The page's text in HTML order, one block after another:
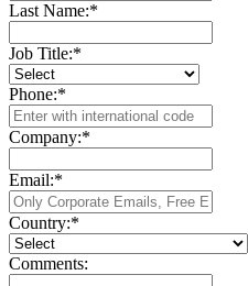
Last Name:*
Job Title:*
Phone:*
Company:*
Email:*
Country:*
Comments: